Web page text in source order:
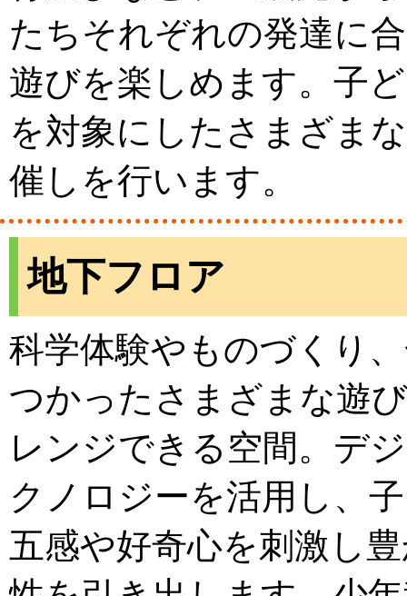
たちそれぞれの発達に
遊びを楽しめます。子
を対象にしたさまざま
催しを行います。
地下フロア
科学体験やものづくり
つかったさまざまな遊
レンジできる空間。デ
クノロジーを活用し、
五感や好奇心を刺激し